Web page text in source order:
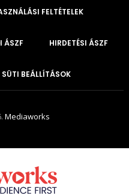
FELTÉTELEK
ÁSZF HIRDETÉSI ÁSZF
SÜTI BEÁLLÍTÁSOK
Mediaworks